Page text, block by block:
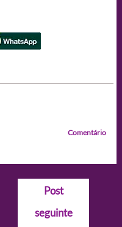
Comentário
Post
seguinte